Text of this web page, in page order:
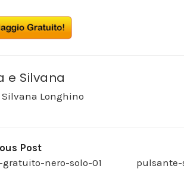
e Silvana
Longhino
Post
nero-solo-01
pulsante-